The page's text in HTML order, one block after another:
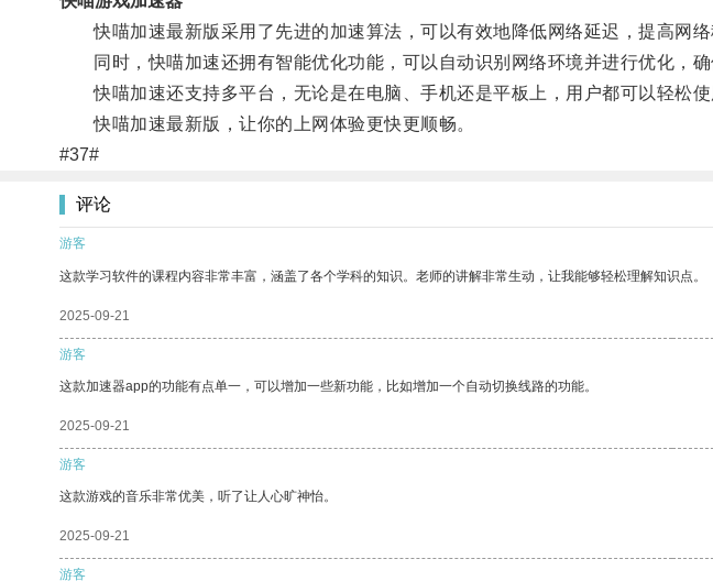
快喵加速最新版采用了先进的加速算法，可以有效地降低网络延迟，提高网络
同时，快喵加速还拥有智能优化功能，可以自动识别网络环境并进行优化，确
快喵加速还支持多平台，无论是在电脑、手机还是平板上，用户都可以轻松使
快喵加速最新版，让你的上网体验更快更顺畅。
#37#
评论
游客
这款学习软件的课程内容非常丰富，涵盖了各个学科的知识。老师的讲解非常生动，让我能够轻松理解知识点。
2025-09-21
游客
这款加速器app的功能有点单一，可以增加一些新功能，比如增加一个自动切换线路的功能。
2025-09-21
游客
这款游戏的音乐非常优美，听了让人心旷神怡。
2025-09-21
游客